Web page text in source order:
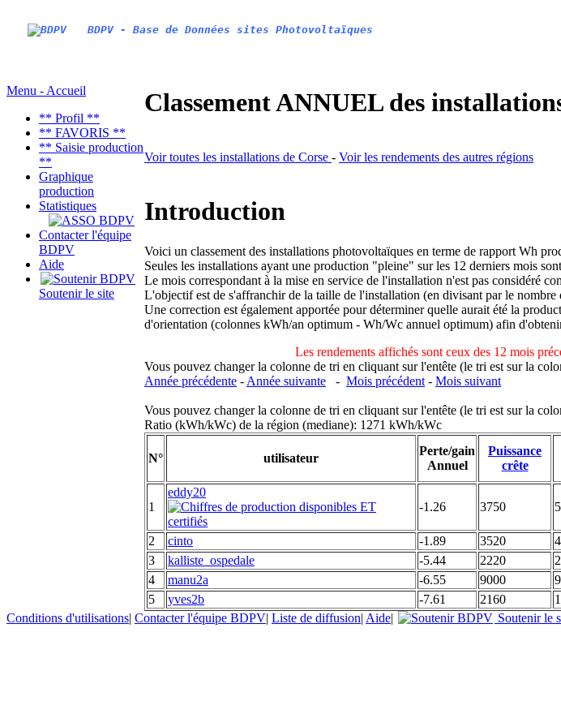
BDPV - Base de Données sites Photovoltaïques
Menu - Accueil
** Profil **
** FAVORIS **
** Saisie production
**
Graphique
production
Statistiques
Contacter l'équipe
BDPV
Aide
Soutenir le site
Classement ANNUEL des
Voir toutes les installations de Corse - Voir les rendements des autres régions
Introduction
Voici un classement des installations photovoltaïques en terme de rapport Wh
Seules les installations ayant une production "pleine" sur les 12 derniers mois
Le mois correspondant à la mise en service de l'installation n'est pas considéré
L'objectif est de s'affranchir de la taille de l'installation (en divisant par le nombre
Une correction est également apportée pour déterminer quelle aurait été la
d'orientation (colonnes kWh/an optimum - Wh/Wc annuel optimum) afin
Les rendements affichés sont ceux des 12 mois
Vous pouvez changer la colonne de tri en cliquant sur l'entête (le tri est sur la
Année précédente - Année suivante - Mois précédent - Mois suivant
Vous pouvez changer la colonne de tri en cliquant sur l'entête (le tri est sur la
Ratio (kWh/kWc) de la région (mediane): 1271 kWh/kWc
N° utilisateur
Perte/gain
Annuel
Puissance
crête
1
eddy20
-1.26
3750
2 cinto -1.89 3520
3
kalliste_ospedale -5.44 2220
4
manu2a -6.55 9000
5
yves2b -7.61 2160
Conditions d'utilisations| Contacter l'équipe BDPV| Liste de diffusion| Aide| Soutenir le